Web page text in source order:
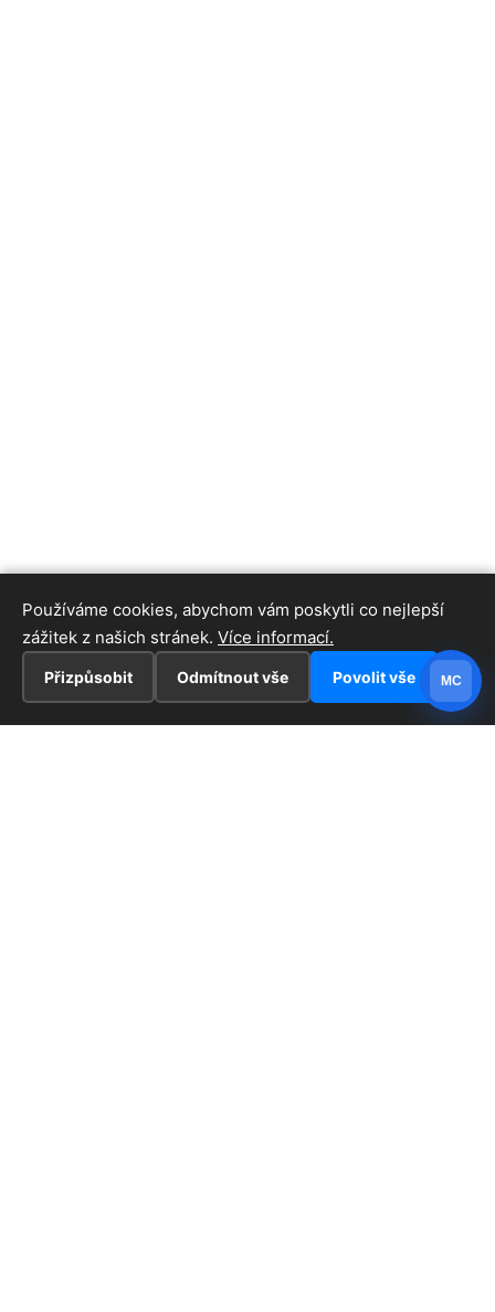
Používáme cookies, abychom vám poskytli co nejlepší
zážitek z našich stránek. Více informací.
Přizpůsobit Odmítnout vše Povolit vše MC